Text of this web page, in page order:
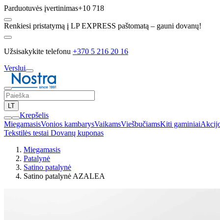
Parduotuvės įvertinimas+10 718
Renkiesi pristatymą į LP EXPRESS paštomatą – gauni dovanų!
Užsisakykite telefonu +370 5 216 20 16
Verslui
LT
Krepšelis
MiegamasisVonios kambarysVaikamsViešbučiamsKiti gaminiai
Tekstilės testai Dovanų kuponas
Miegamasis
Patalynė
Satino patalynė
Satino patalynė AZALEA